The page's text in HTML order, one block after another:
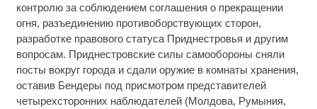
контролю за соблюдением соглашения о прекращении
огня, разъединению противоборствующих сторон,
разработке правового статуса Приднестровья и другим
вопросам. Приднестровские силы самообороны сняли
посты вокруг города и сдали оружие в комнаты хранения,
оставив Бендеры под присмотром представителей
четырехсторонних наблюдателей (Молдова, Румыния,